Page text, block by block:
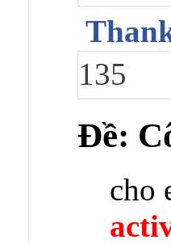
135
Ðề:
cho